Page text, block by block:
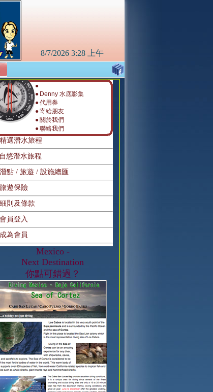
8/7/2026 3:28 上午
●
● Denny 水底影集
●代用券
●寄給朋友
● 關於我們
●聯絡我們
選潛水旅程
自悠潛水旅程
點 / 旅遊 / 設施總匯
遊保險
則及條款
員登入
為會員
Mexico -
Next Destination
你點可錯過？